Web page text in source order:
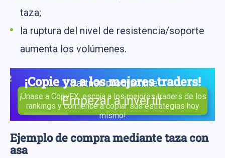
taza;
la ruptura del nivel de resistencia/soporte
aumenta los volúmenes.
¡Copie ya a los mejores traders!
¡Únase a CopyFX, escoja a los mejores traders de los
rankings y comience a copiar sus estrategias hoy
mismo!
Empezar a invertir
Ejemplo de compra mediante taza con
asa